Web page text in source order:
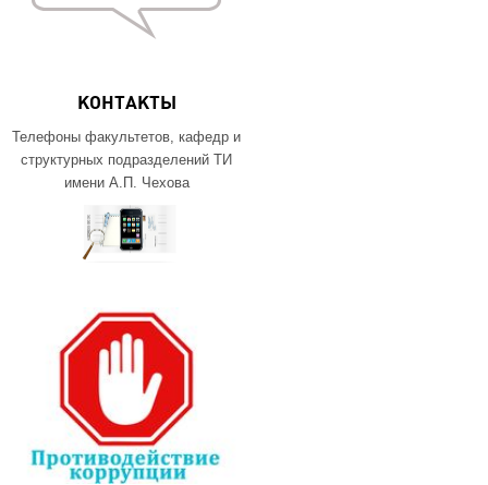
КОНТАКТЫ
Телефоны факультетов, кафедр и
структурных подразделений ТИ
имени А.П. Чехова